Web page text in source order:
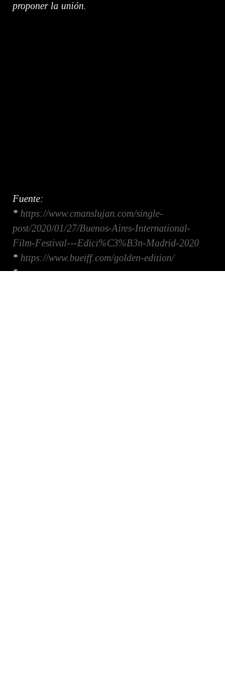
proponer la unión.
Fuente:
* https://www.cmanslujan.com/single-
post/2020/01/27/Buenos-Aires-International-
Film-Festival---Edici%C3%B3n-Madrid-2020
* https://www.bueiff.com/golden-edition/
*